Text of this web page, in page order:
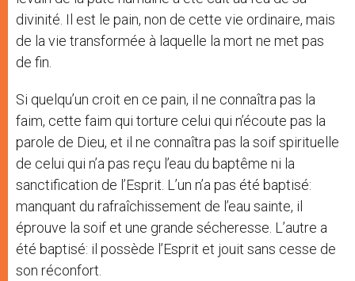
divinité. Il est le pain, non de cette vie ordinaire, mais
de la vie transformée à laquelle la mort ne met pas
de fin.
Si quelqu’un croit en ce pain, il ne connaîtra pas la
faim, cette faim qui torture celui qui n’écoute pas la
parole de Dieu, et il ne connaîtra pas la soif spirituelle
de celui qui n’a pas reçu l’eau du baptême ni la
sanctification de l’Esprit. L’un n’a pas été baptisé:
manquant du rafraîchissement de l’eau sainte, il
éprouve la soif et une grande sécheresse. L’autre a
été baptisé: il possède l’Esprit et jouit sans cesse de
son réconfort.